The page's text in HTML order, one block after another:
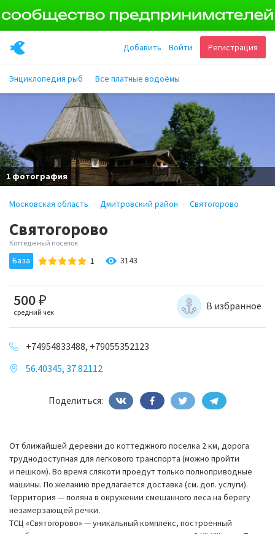
Регистрация
Войти
Добавить
Энциклопедия рыб Все платные водоёмы
1 фотография
Московская область Дмитровский район Святогорово
Святогорово
Коттеджный поселок
База 1 3143
500₽
средний чек
В избранное
+74954833488, +79055352123
56.40345, 37.82112
Поделиться:
От ближайшей деревни до коттеджного поселка 2 км, дорога
труднодоступная для легкового транспорта (можно пройти
и пешком). Во время слякоти проедут только полноприводные
машины. По желанию предлагается доставка (см. доп. услуги).
Территория — поляна в окружении смешанного леса на берегу
незамерзающей речки.
ТСЦ «Святогорово» — уникальный комплекс, построенный